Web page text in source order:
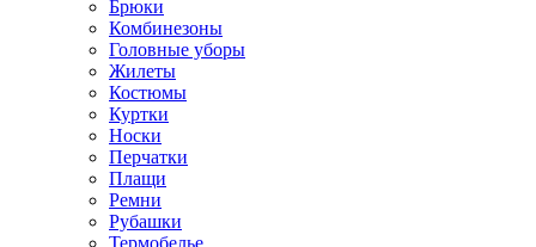
Брюки
Комбинезоны
Головные уборы
Жилеты
Костюмы
Куртки
Носки
Перчатки
Плащи
Ремни
Рубашки
Термобелье